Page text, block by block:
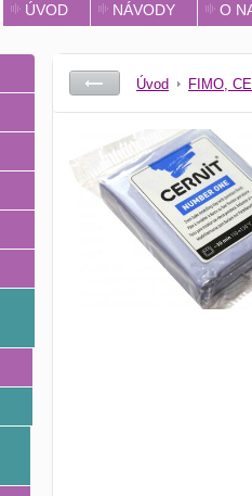
ÚVOD NÁVODY O
Úvod FIMO,